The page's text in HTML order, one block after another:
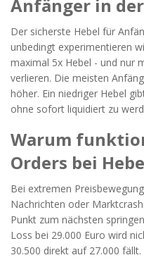
Anfänger in
Der sicherste Hebel für
unbedingt experimentieren
maximal 5x Hebel - und nur
verlieren. Die meisten
höher. Ein niedriger Hebel
ohne sofort liquidiert zu
Warum
Orders bei
Bei extremen
Nachrichten oder
Punkt zum nächsten
Loss bei 29.000 Euro wird
30.500 direkt auf 27.000